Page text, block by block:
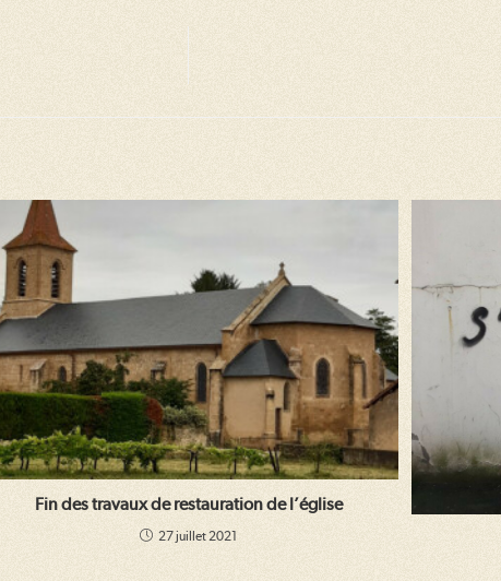
Fin des travaux de restauration de l’église
27 juillet 2021